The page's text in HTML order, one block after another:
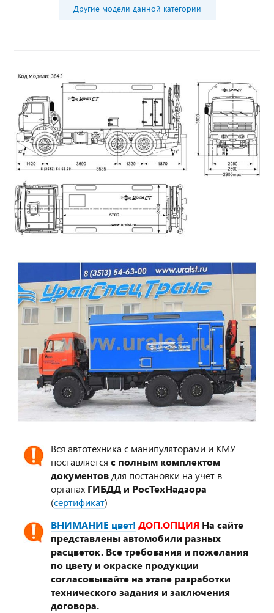
Другие модели данной категории
Вся автотехника с манипуляторами и КМУ
поставляется с полным комплектом
документовдля постановки на учет в
органах ГИБДД и РосТехНадзора
(сертификат)
ВНИМАНИЕ цвет! ДОП.ОПЦИЯ На сайте
представлены автомобили разных
расцветок. Все требования и пожелания
по цвету и окраске продукции
согласовывайте на этапе разработки
технического задания и заключения
договора.